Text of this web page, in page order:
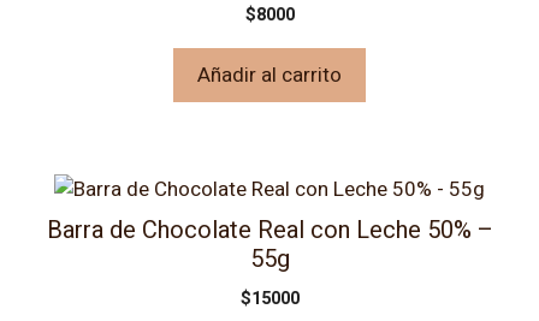
$8000
Añadir al carrito
Barra de Chocolate Real con Leche 50% –
55g
$15000